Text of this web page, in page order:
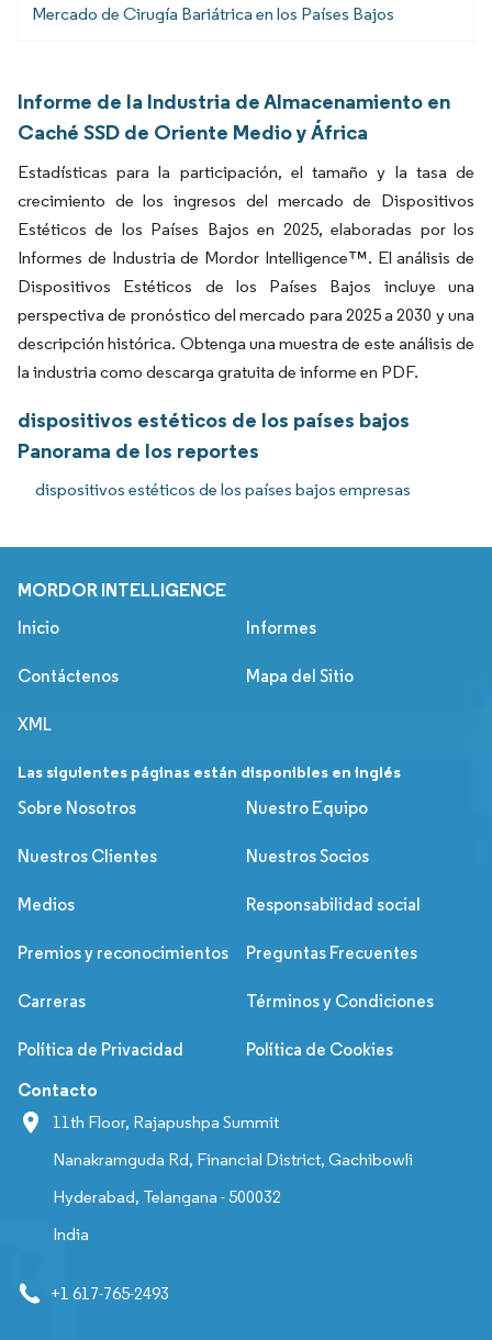
Mercado de Cirugía Bariátrica en los Países Bajos
Informe de la Industria de Almacenamiento en
Caché SSD de Oriente Medio y África
Estadísticas para la participación, el tamaño y la tasa de
crecimiento de los ingresos del mercado de Dispositivos
Estéticos de los Países Bajos en 2025, elaboradas por los
Informes de Industria de Mordor Intelligence™. El análisis de
Dispositivos Estéticos de los Países Bajos incluye una
perspectiva de pronóstico del mercado para 2025 a 2030 y una
descripción histórica. Obtenga una muestra de este análisis de
la industria como descarga gratuita de informe en PDF.
dispositivos estéticos de los países bajos
Panorama de los reportes
dispositivos estéticos de los países bajos empresas
MORDOR INTELLIGENCE
Inicio Informes
Contáctenos Mapa del Sitio
XML
Las siguientes páginas están disponibles en inglés
Sobre Nosotros
Nuestro Equipo
Nuestros Clientes Nuestros Socios
Medios Responsabilidad social
Premios y reconocimientos Preguntas Frecuentes
Carreras Términos y Condiciones
Política de Privacidad Política de Cookies
Contacto
11th Floor, Rajapushpa Summit
Nanakramguda Rd, Financial District, Gachibowli
Hyderabad, Telangana - 500032
India
+1 617-765-2493